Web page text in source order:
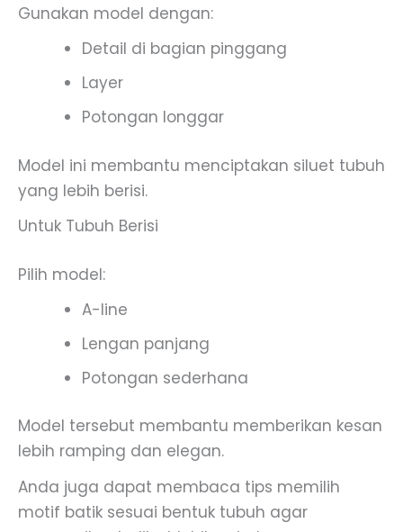
Gunakan model dengan:
Detail di bagian pinggang
Layer
Potongan longgar
Model ini membantu menciptakan siluet tubuh
yang lebih berisi.
Untuk Tubuh Berisi
Pilih model:
A-line
Lengan panjang
Potongan sederhana
Model tersebut membantu memberikan kesan
lebih ramping dan elegan.
Anda juga dapat membaca tips memilih
motif batik sesuai bentuk tubuh agar